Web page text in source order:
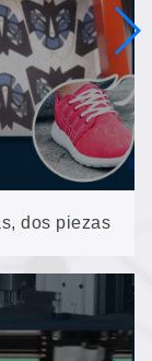
dos piezas
para